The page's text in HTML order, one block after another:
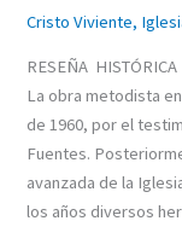
Cristo Viviente,
RESEÑA
La obra metodista
de 1960, por el
Fuentes.
avanzada de la
los años diversos